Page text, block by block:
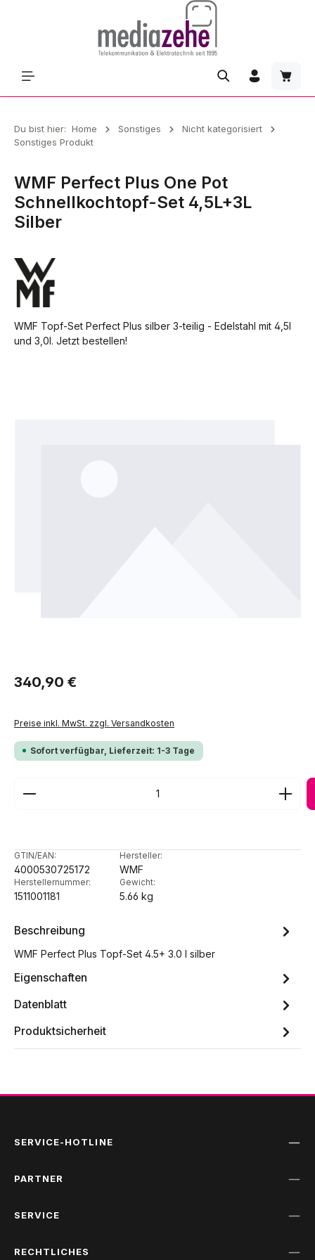
Du bist hier: Home Sonstiges
Nicht kategorisiert
Sonstiges Produkt
WMF Perfect Plus One Pot
Schnellkochtopf-Set 4,5L+3L
Silber
WMF Topf-Set Perfect Plus silber 3-teilig - Edelstahl mit 4,5l
und 3,0l. Jetzt bestellen!
Regulärer Preis:
340,90 €
Preise inkl. MwSt. zzgl. Versandkosten
Sofort verfügbar, Lieferzeit: 1-3 Tage
Produkt Anzahl: Gib den gewünschten Wert ein
GTIN/EAN:
4000530725172
Hersteller:
WMF
Herstellernummer:
1511001181
Gewicht:
5.66 kg
Beschreibung
WMF Perfect Plus Topf-Set 4.5+ 3.0 l silber
Eigenschaften
Datenblatt
Produktsicherheit
SERVICE-HOTLINE
PARTNER
SERVICE
RECHTLICHES